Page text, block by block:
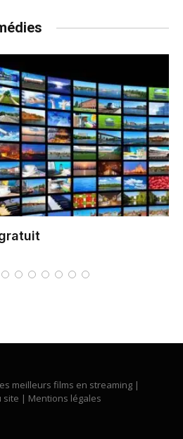
meilleurs films en streaming |
site | Mentions légales